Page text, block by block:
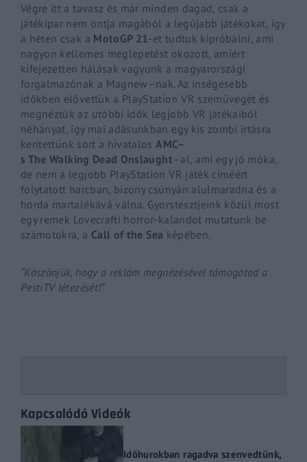
Végre itt a tavasz és már minden dagad, csak a
játékipar nem ontja magából a legújabb játékokat, így
a héten csak a MotoGP21-et tudtuk kipróbálni, ami
nagyon kellemes meglepetést okozott, amiért
kifejezetten hálásak vagyunk a magyarországi
forgalmazónak a Magnew –nak. Az ínségesebb
időkben elővettük a PlayStation VR szemüvegét és
megnéztük az utóbbi idők legjobb VR játékaiból
néhányat, így mai adásunkban egy kis zombi irtásra
kerítettünk sort a hivatalos AMC–
s The Walking Dead Onslaught–al , ami egy jó móka,
de nem a legjobb PlayStation VR játék címéért
folytatott harcban, bizony csúnyán alulmaradna és a
horda martalékává válna. Gyorstesztjeink közül most
egy remek Lovecrafti horror-kalandot mutatunk be
számotokra, a Call of the Sea képében.
“Köszönjük, hogy a reklám megnézésével támogatod a
PestiTV létezését!”
Kapcsolódó Videók
Időhurokban ragadva szenvedtünk,